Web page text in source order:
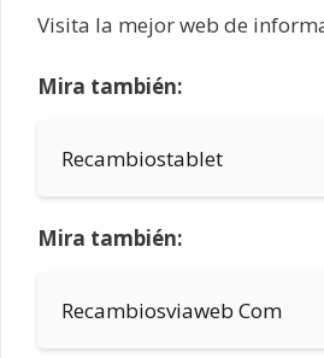
Visita la mejor web de
Mira también:
Recambiostablet
Mira también:
Recambiosviaweb Com